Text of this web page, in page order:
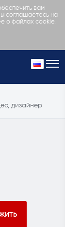
вам
соглашаетесь на
о файлах cookie.
дизайнер